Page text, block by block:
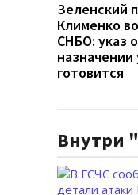
Зеленский
Клименко
СНБО: указ о
готовится
Внутри